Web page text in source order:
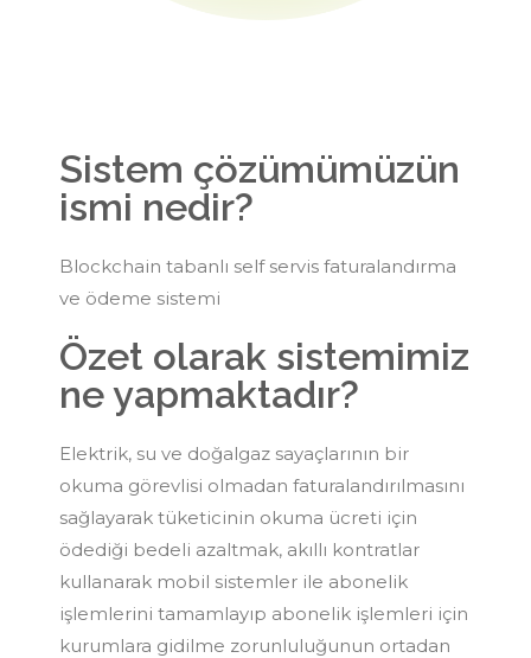
Sistem çözümümüzün
ismi nedir?
Blockchain tabanlı self servis faturalandırma
ve ödeme sistemi
Özet olarak sistemimiz
ne yapmaktadır?
Elektrik, su ve doğalgaz sayaçlarının bir
okuma görevlisi olmadan faturalandırılmasını
sağlayarak tüketicinin okuma ücreti için
ödediği bedeli azaltmak, akıllı kontratlar
kullanarak mobil sistemler ile abonelik
işlemlerini tamamlayıp abonelik işlemleri için
kurumlara gidilme zorunluluğunun ortadan